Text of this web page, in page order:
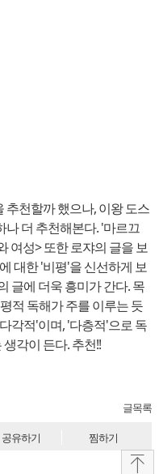
추천할까 했으나, 이왕 도스
나 더 추천해본다. '마르끄
여성> 또한 로쟈의 글을 보
대한 '비평'을 신선하게 보
글에 더욱 흥미가 간다. 목
적 독해가 주를 이루는 듯
각적'이며, '다층적'으로 독
각이 든다. 추천!!
글목록
공유하기 찜하기